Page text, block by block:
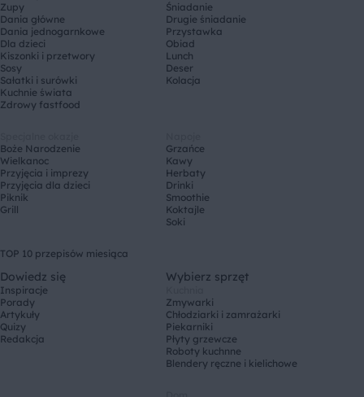
Zupy
Dania główne
Dania jednogarnkowe
Dla dzieci
Kiszonki i przetwory
Sosy
Sałatki i surówki
Kuchnie świata
Zdrowy fastfood
Śniadanie
Drugie śniadanie
Przystawka
Obiad
Lunch
Deser
Kolacja
Boże Narodzenie
Wielkanoc
Przyjęcia i imprezy
Przyjęcia dla dzieci
Piknik
Grill
Grzańce
Kawy
Herbaty
Drinki
Smoothie
Koktajle
Soki
TOP 10 przepisów miesiąca
Dowiedz się
Inspiracje
Porady
Artykuły
Quizy
Redakcja
Wybierz sprzęt
Zmywarki
Chłodziarki i zamrażarki
Piekarniki
Płyty grzewcze
Roboty kuchnne
Blendery ręczne i kielichowe